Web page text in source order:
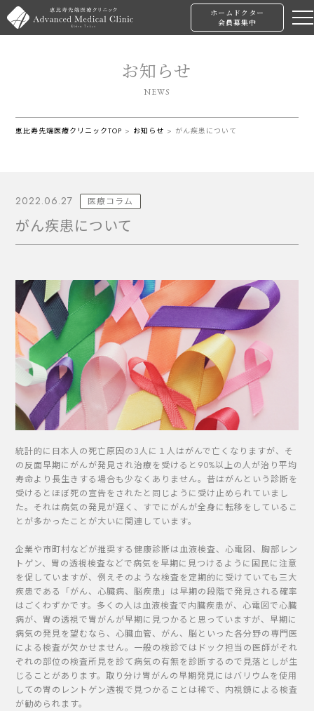
ホームドクター
会員募集中
お知らせ
NEWS
恵比寿先端医療クリニックTOP > お知らせ > がん疾患について
2022.06.27 医療コラム
がん疾患について
統計的に日本人の死亡原因の3人に１人はがんで亡くなりますが、そ
の反面早期にがんが発見され治療を受けると90%以上の人が治り平均
寿命より長生きする場合も少なくありません。昔はがんという診断を
受けるとほぼ死の宣告をされたと同じように受け止められていまし
た。それは病気の発見が遅く、すでにがんが全身に転移をしているこ
とが多かったことが大いに関連しています。
企業や市町村などが推奨する健康診断は血液検査、心電図、胸部レン
トゲン、胃の透視検査などで病気を早期に見つけるように国民に注意
を促していますが、例えそのような検査を定期的に受けていても三大
疾患である「がん、心臓病、脳疾患」は早期の段階で発見される確率
はごくわずかです。多くの人は血液検査で内臓疾患が、心電図で心臓
病が、胃の透視で胃がんが早期に見つかると思っていますが、早期に
病気の発見を望むなら、心臓血管、がん、脳といった各分野の専門医
による検査が欠かせません。一般の検診ではドック担当の医師がそれ
ぞれの部位の検査所見を診て病気の有無を診断するので見落としが生
じることがあります。取り分け胃がんの早期発見にはバリウムを使用
しての胃のレントゲン透視で見つかることは稀で、内視鏡による検査
が勧められます。